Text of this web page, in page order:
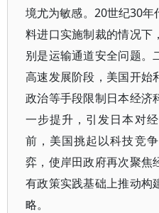
境尤为敏感。20世纪30
料进口实施制裁的情况下
别是运输通道安全问题。
高速发展阶段，美国开始
政治等手段限制日本经济
一步提升，引发日本对
前，美国挑起以科技竞
弈，使岸田政府再次聚焦
有政策实践基础上推动构
略。